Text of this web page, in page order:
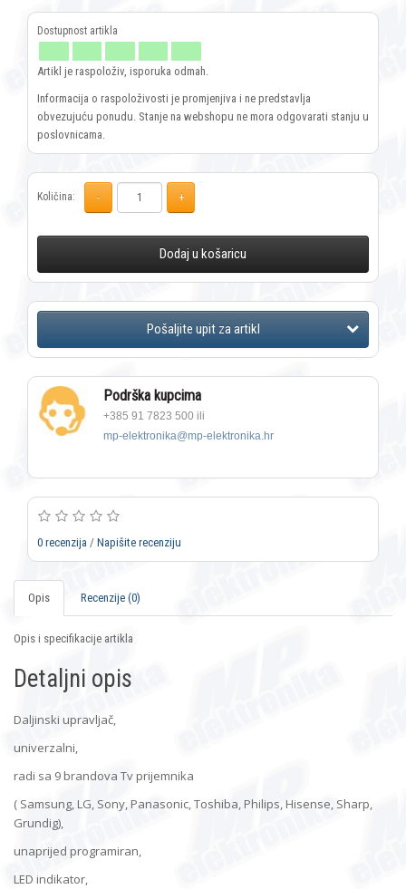
Artikl je raspoloživ, isporuka odmah.
Informacija o raspoloživosti je promjenjiva i ne predstavlja
obvezujuću ponudu. Stanje na webshopu ne mora odgovarati stanju u
poslovnicama.
Količina:
Dodaj u košaricu
Podrška kupcima
+385 91 7823 500 ili
mp-elektronika@mp-elektronika.hr
0 recenzija / Napišite recenziju
Opis Recenzije (0)
Opis i specifikacije artikla
Detaljni opis
Daljinski upravljač,
univerzalni,
radi sa 9 brandova Tv prijemnika
( Samsung, LG, Sony, Panasonic, Toshiba, Philips, Hisense, Sharp,
Grundig),
unaprijed programiran,
LED indikator,